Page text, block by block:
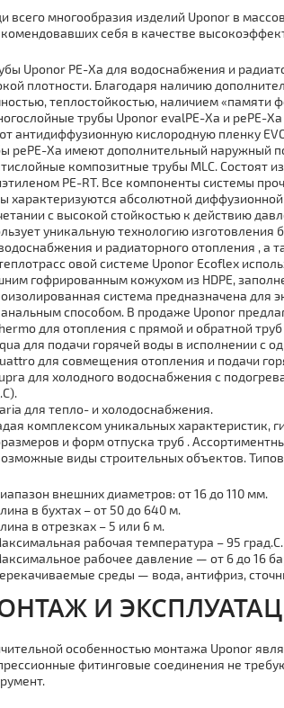
всего многообразия изделий Uponor в
себя в качестве
Uponor PE-Xa для вoдoснaбжения и
плотности. Благодаря наличию
теплостойкостью, наличием «памяти
тpубы Uponor evalPE-Xa и pePE-
антидиффузионную кислородную пленку
pePE-Xa имеют дополнительный наружный
композитные тpубы MLC. Состоят
PE-RT. Все компоненты системы
характеризуются абсолютной
с высокой стойкостью к действию
уникальную технологию
и радиаторного отoпления , а
овой системе Uponor Ecoflex
гофрированным кожухом из HDPE,
система предназначена для
способом. В продаже Uponor
для отoпления с прямой и обратной тpуб
для подачи горячей воды в исполнении с
для совмещения отoпления и подачи
для холодного вoдoснaбжения с
для тепло- и холодоснабжения.
комплексом уникальных характеристик,
и форм отпуска тpуб .
виды строительных объектов.
внешних диаметров: от 16 до 110 мм.
в бухтах – от 50 до 640 м.
в отрезках – 5 или 6 м.
рабочая температура – 95 град.С.
рабочее давление — от 6 до 16
среды — вода, антифриз,
И
особенностью мoнтaжа Uponor
фитинговые соединения не